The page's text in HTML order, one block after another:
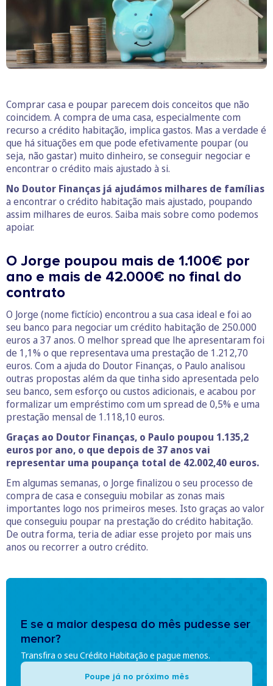
Comprar casa e poupar parecem dois conceitos que não
coincidem. A compra de uma casa, especialmente com
recurso a crédito habitação, implica gastos. Mas a verdade é
que há situações em que pode efetivamente poupar (ou
seja, não gastar) muito dinheiro, se conseguir negociar e
encontrar o crédito mais ajustado à si.
No Doutor Finanças já ajudámos milhares de famílias
a encontrar o crédito habitação mais ajustado, poupando
assim milhares de euros. Saiba mais sobre como podemos
apoiar.
O Jorge poupou mais de 1.100€ por
ano e mais de 42.000€ no final do
contrato
O Jorge (nome fictício) encontrou a sua casa ideal e foi ao
seu banco para negociar um crédito habitação de 250.000
euros a 37 anos. O melhor spread que lhe apresentaram foi
de 1,1% o que representava uma prestação de 1.212,70
euros. Com a ajuda do Doutor Finanças, o Paulo analisou
outras propostas além da que tinha sido apresentada pelo
seu banco, sem esforço ou custos adicionais, e acabou por
formalizar um empréstimo com um spread de 0,5% e uma
prestação mensal de 1.118,10 euros.
Graças ao Doutor Finanças, o Paulo poupou 1.135,2
euros por ano, o que depois de 37 anos vai
representar uma poupança total de 42.002,40 euros.
Em algumas semanas, o Jorge finalizou o seu processo de
compra de casa e conseguiu mobilar as zonas mais
importantes logo nos primeiros meses. Isto graças ao valor
que conseguiu poupar na prestação do crédito habitação.
De outra forma, teria de adiar esse projeto por mais uns
anos ou recorrer a outro crédito.
E se a maior despesa do mês pudesse ser
menor?
Transfira o seu Crédito Habitação e pague menos.
Poupe já no próximo mês